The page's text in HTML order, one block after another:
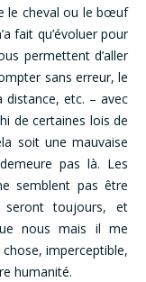
le cheval ou le bœuf
fait qu’évoluer pour
permettent d’aller
sans erreur, le
etc. – avec
de certaines lois de
soit une mauvaise
pas là. Les
semblent pas être
seront toujours, et
nous mais il me
imperceptible,
humanité.